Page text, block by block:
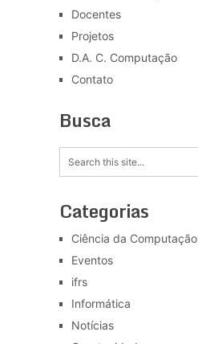
Docentes
Projetos
D.A. C. Computação
Contato
Busca
Categorias
Ciência da Computação
Eventos
ifrs
Informática
Notícias